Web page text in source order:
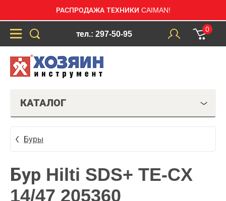
РАСПРОДАЖА ТЕХНИКИ CAIMAN!
тел.: 297-50-95
0
КАТАЛОГ
Буры
Бур Hilti SDS+ TE-CX
14/47 205360